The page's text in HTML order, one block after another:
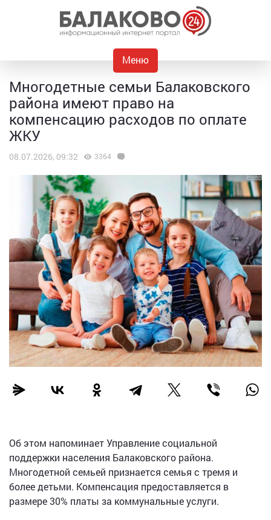
Меню
Многодетные семьи Балаковского
района имеют право на
компенсацию расходов по оплате
ЖКУ
08.07.2026, 09:32 3364
Об этом напоминает Управление социальной
поддержки населения Балаковского района.
Многодетной семьей признается семья с тремя и
более детьми. Компенсация предоставляется в
размере 30% платы за коммунальные услуги.